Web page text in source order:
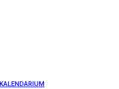
KALENDARIUM